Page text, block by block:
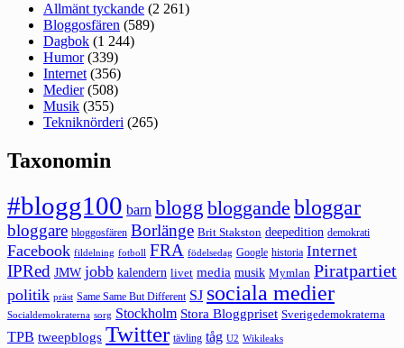
Allmänt tyckande (2 261)
Bloggosfären (589)
Dagbok (1 244)
Humor(339)
Internet (356)
Medier(508)
Musik (355)
Tekniknörderi (265)
Taxonomin
#blogg100 barn blogg bloggande bloggar
bloggare bloggosfären Borlänge Brit Stakston deepedition demokrati
Facebook fildelning fotboll FRA födelsedag Google historia Internet
IPRed JMW jobb kalendern livet media musik Mymlan Piratpartiet
politik präst Same Same But Different SJ sociala medier
Socialdemokraterna sorg Stockholm Stora Bloggpriset Sverigedemokraterna
TPB tweepblogs Twitter tävling tåg U2 Wikileaks